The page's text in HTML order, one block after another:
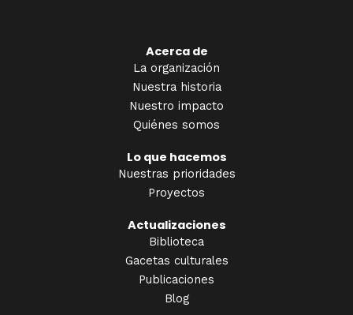
Acerca de
La organización
Nuestra historia
Nuestro impacto
Quiénes somos
Lo que hacemos
Nuestras prioridades
Proyectos
Actualizaciones
Biblioteca
Gacetas culturales
Publicaciones
Blog